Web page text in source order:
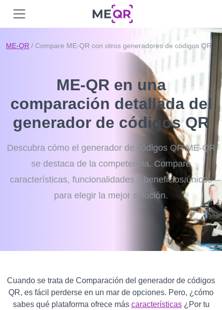
ME-QR / Compare ME-QR con otros generadores de códigos QR
ME-QR en una
comparación detallada del
generador de códigos QR
Descubra cómo el generador de códigos QR ME-QR
se destaca de la competencia. Compare
características, funcionalidades y beneficios únicos
para elegir la mejor solución.
Cuando se trata de Comparación del generador de códigos
QR, es fácil perderse en un mar de opciones. Pero, ¿cómo
sabes qué plataforma ofrece más características¿Por tu